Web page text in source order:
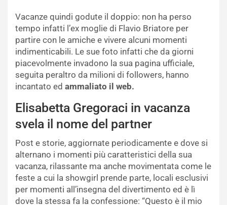
Vacanze quindi godute il doppio: non ha perso
tempo infatti l’ex moglie di Flavio Briatore per
partire con le amiche e vivere alcuni momenti
indimenticabili. Le sue foto infatti che da giorni
piacevolmente invadono la sua pagina ufficiale,
seguita peraltro da milioni di followers, hanno
incantato ed ammaliato il web.
Elisabetta Gregoraci in vacanza
svela il nome del partner
Post e storie, aggiornate periodicamente e dove si
alternano i momenti più caratteristici della sua
vacanza, rilassante ma anche movimentata come le
feste a cui la showgirl prende parte, locali esclusivi
per momenti all’insegna del divertimento ed è lì
dove la stessa fa la confessione: “Questo è il mio